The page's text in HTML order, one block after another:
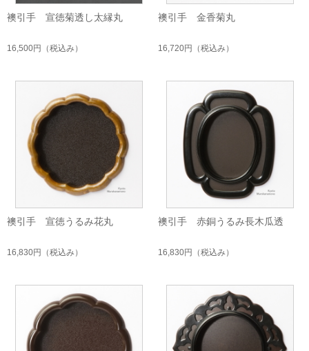
襖引手 宣徳菊透し太縁丸
16,500円 （税込み）
襖引手 金香菊丸
16,720円 （税込み）
襖引手 宣徳うるみ花丸
16,830円 （税込み）
襖引手 赤銅うるみ長木瓜透
16,830円 （税込み）